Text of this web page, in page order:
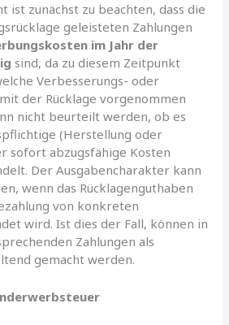
ist zunächst zu beachten, dass die
geleisteten Zahlungen
im Jahr der
sind, da zu diesem Zeitpunkt
Verbesserungs- oder
der Rücklage vorgenommen
nicht beurteilt werden, ob es
(Herstellung oder
sofort abzugsfähige Kosten
Der Ausgabencharakter kann
wenn das Rücklagenguthaben
von konkreten
wird. Ist dies der Fall, können in
Zahlungen als
gemacht werden.